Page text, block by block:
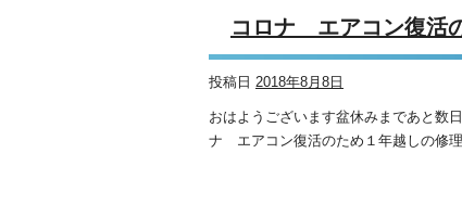
コロナ エアコン復活
投稿日 2018年8月8日
おはようございます盆休みまであと数
ナ エアコン復活のため１年越しの修